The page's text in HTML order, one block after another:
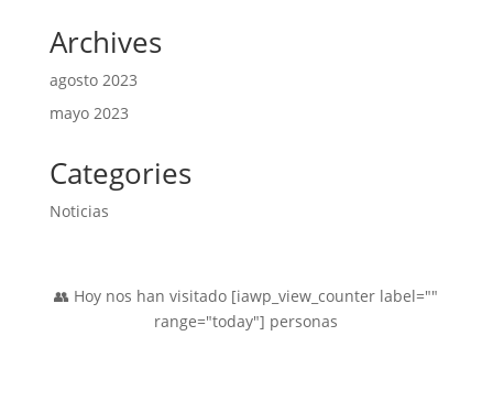
Archives
agosto 2023
mayo 2023
Categories
Noticias
👥 Hoy nos han visitado [iawp_view_counter label=""
range="today"] personas